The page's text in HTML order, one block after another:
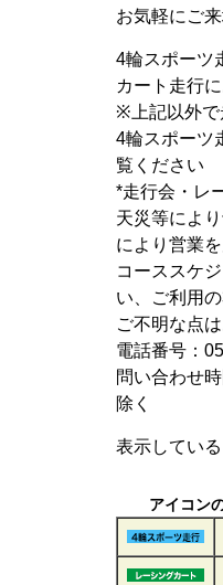
お気軽にご
4輪スポーツ
カート走行
※上記以外
4輪スポーツ
覧ください
*走行会・レ
天災等によ
により営業
コーススケ
い、ご利用
ご不明な点
電話番号：
問い合わせ
除く
表示してい
アイコン